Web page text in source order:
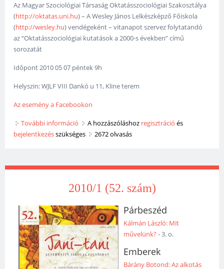
Az Magyar Szociológiai Társaság Oktatásszociológiai Szakosztálya
(http://oktatas.uni.hu) – A Wesley János Lelkészképző Főiskola
(http://wesley.hu) vendégeként – vitanapot szervez folytatandó
az “Oktatásszociológiai kutatások a 2000-s években” című
sorozatát
Időpont 2010 05 07 péntek 9h
Helyszin: WJLF VIII Dankó u 11, Kline terem
Az esemény a Facebookon
További információ Oktatásszociológiai kutatások a 2000-es években
tartalommal kapcsolatosan
A hozzászóláshoz regisztráció és
bejelentkezésszükséges 2672 olvasás
2010/1 (52. szám)
Párbeszéd
Kálmán László: Mit
művelünk?- 3. o.
Emberek
Bárány Botond: Az alkotás